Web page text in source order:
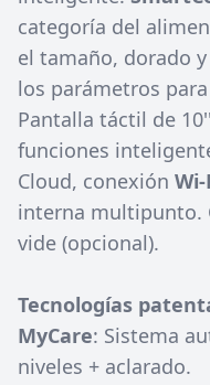
categoría del
el tamaño, dorado
los parámetros
Pantalla táctil de
funciones
Cloud, conexión
interna multipunto.
vide (opcional).
Tecnologías
MyCare: Sistema
niveles + aclarado.